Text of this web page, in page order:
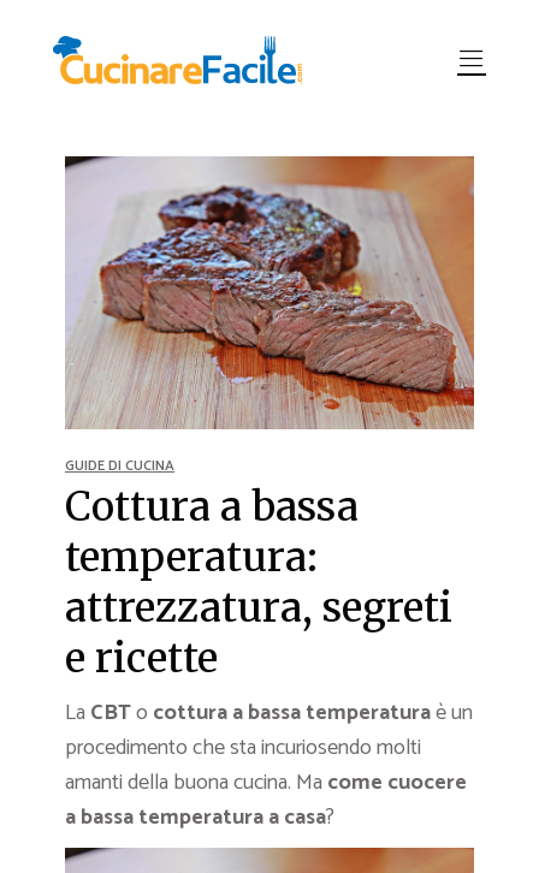
GUIDE DI CUCINA
Cottura a bassa
temperatura:
attrezzatura, segreti
e ricette
La CBTo cottura a bassa temperaturaè un
procedimento che sta incuriosendo molti
amanti della buona cucina. Ma come cuocere
a bassa temperatura a casa?